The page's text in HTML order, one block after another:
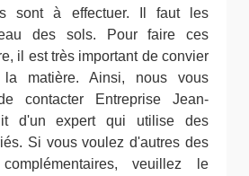
sont à effectuer. Il faut les
des sols. Pour faire ces
il est très important de convier
matière. Ainsi, nous vous
contacter Entreprise Jean-
d'un expert qui utilise des
Si vous voulez d'autres des
complémentaires, veuillez le